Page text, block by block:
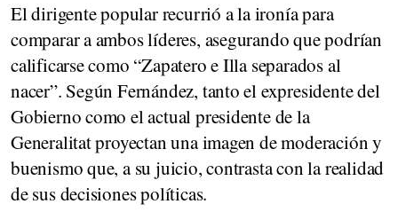
El dirigente popular recurrió a la ironía para
comparar a ambos líderes, asegurando que podrían
calificarse como “Zapatero e Illa separados al
nacer”. Según Fernández, tanto el expresidente del
Gobierno como el actual presidente de la
Generalitat proyectan una imagen de moderación y
buenismo que, a su juicio, contrasta con la realidad
de sus decisiones políticas.